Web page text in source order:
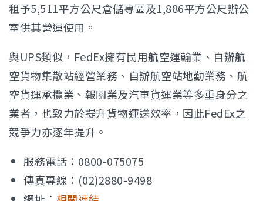
租予5,511平方公尺倉儲專區及1,886平方公尺辦公
室供其營運使用。
與UPS類似，FedEx擁有民用航空運輸業、自辦航
空貨物集散站經營業務、自辦航空站地勤業務、航
空貨運承攬業、報關業及汽車貨運業等多重身分之
業者，也致力於提升貨物運送效率，因此FedEx之
競爭力亦逐年提升。
服務電話：0800-075075
傳真專線：(02)2880-9498